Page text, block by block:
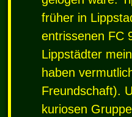
früher in
entrissenen FC
Lippstädter
haben
Freundschaft).
kuriosen